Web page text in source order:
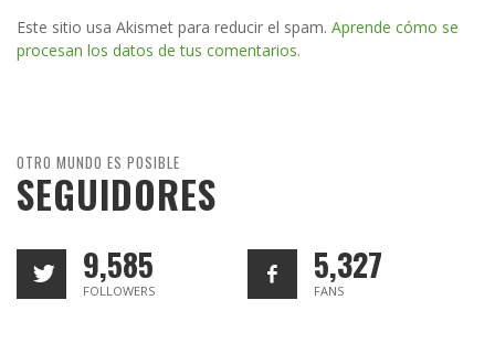
Este sitio usa Akismet para reducir el spam. Aprende cómo se
procesan los datos de tus comentarios.
OTRO MUNDO ES POSIBLE
SEGUIDORES
9,585
FOLLOWERS
5,327
FANS